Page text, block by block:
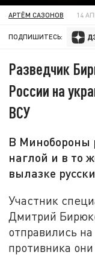
АРТЁМ САЗОНОВ 14
ПОДПИШИТЕСЬ:
Разведчик
России на
ВСУ
В Минобороны
наглой и в то
вылазке
Участник
Дмитрий
отправились
противника